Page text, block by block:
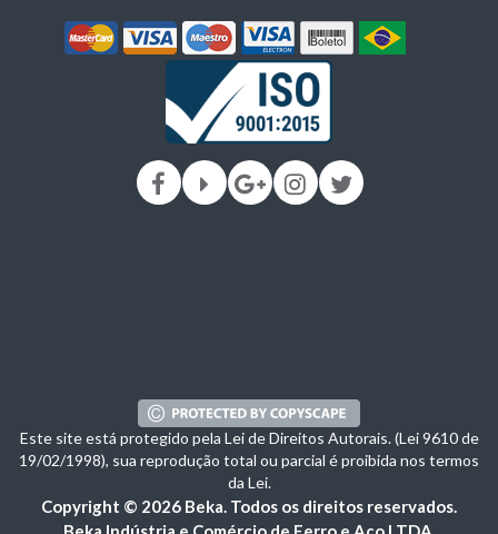
Este site está protegido pela Lei de Direitos Autorais. (Lei 9610 de
19/02/1998), sua reprodução total ou parcial é proibida nos termos
da Lei.
Copyright © 2026 Beka. Todos os direitos reservados.